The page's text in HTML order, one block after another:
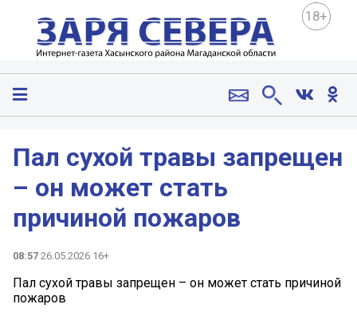
18+
️Пал сухой травы запрещен
– он может стать
причиной пожаров
08:57 26.05.2026 16+
️Пал сухой травы запрещен – он может стать причиной
пожаров